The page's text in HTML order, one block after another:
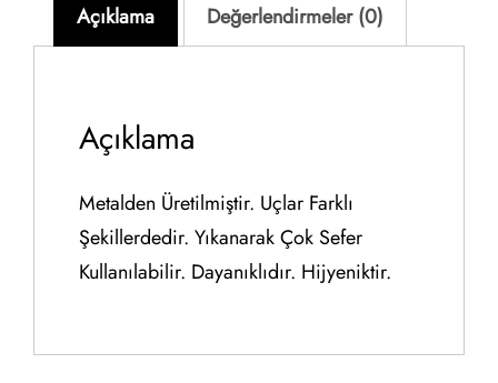
Açıklama Değerlendirmeler (0)
Açıklama
Metalden Üretilmiştir. Uçlar Farklı
Şekillerdedir. Yıkanarak Çok Sefer
Kullanılabilir. Dayanıklıdır. Hijyeniktir.